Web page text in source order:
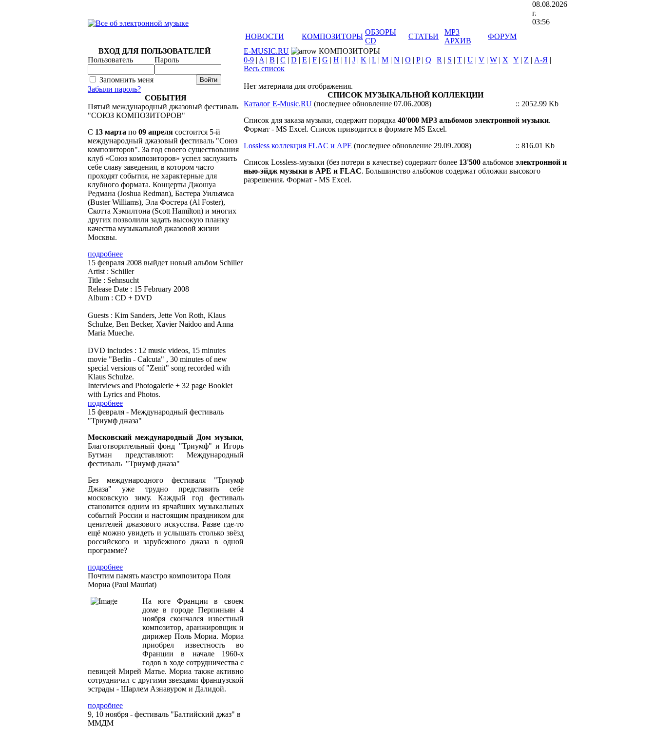
08.08.2026
г.
03:56
НОВОСТИ
КОМПОЗИТОРЫ
ОБЗОРЫ
CD
СТАТЬИ
MP3
АРХИВ
ФОРУМ
ВХОД ДЛЯ ПОЛЬЗОВАТЕЛЕЙ
Пользователь
Пароль
Запомнить меня
Забыли пароль?
СОБЫТИЯ
Пятый международный джазовый фестиваль
"СОЮЗ КОМПОЗИТОРОВ"
C 13 марта по 09 апреля состоится 5-й
международный джазовый фестиваль "Союз
композиторов". За год своего существования
клуб «Союз композиторов» успел заслужить
себе славу заведения, в котором часто
проходят события, не характерные для
клубного формата. Концерты Джошуа
Редмана (Joshua Redman), Бастера Уильямса
(Buster Williams), Эла Фостера (Al Foster),
Скотта Хэмилтона (Scott Hamilton) и многих
других позволили задать высокую планку
качества музыкальной джазовой жизни
Москвы.
подробнее
15 февраля 2008 выйдет новый альбом Schiller
Artist : Schiller
Title : Sehnsucht
Release Date : 15 February 2008
Album : CD + DVD
Guests : Kim Sanders, Jette Von Roth, Klaus
Schulze, Ben Becker, Xavier Naidoo and Anna
Maria Mueche.
DVD includes : 12 music videos, 15 minutes
movie "Berlin - Calcuta" , 30 minutes of new
special versions of "Zenit" song recorded with
Klaus Schulze.
Interviews and Photogalerie + 32 page Booklet
with Lyrics and Photos.
подробнее
15 февраля - Международный фестиваль
"Триумф джаза"
Московский международный Дом музыки,
Благотворительный фонд "Триумф" и Игорь
Бутман представляют: Международный
фестиваль "Триумф джаза"
Без международного фестиваля "Триумф
Джаза" уже трудно представить себе
московскую зиму. Каждый год фестиваль
становится одним из ярчайших музыкальных
событий России и настоящим праздником для
ценителей джазового искусства. Разве где-то
ещё можно увидеть и услышать столько звёзд
российского и зарубежного джаза в одной
программе?
подробнее
Почтим память маэстро композитора Поля
Мориа (Paul Mauriat)
На юге Франции в своем
доме в городе Перпиньян 4
ноября скончался известный
композитор, аранжировщик и
дирижер Поль Мориа. Мориа
приобрел известность во
Франции в начале 1960-х
годов в ходе сотрудничества с
певицей Мирей Матье. Мориа также активно
сотрудничал с другими звездами французской
эстрады - Шарлем Азнавуром и Далидой.
подробнее
9, 10 ноября - фестиваль "Балтийский джаз" в
ММДМ
E-MUSIC.RU
КОМПОЗИТОРЫ
0-9 | A | B | C | D | E | F | G | H | I | J | K | L | M | N | O | P| Q | R | S | T | U | V | W | X | Y | Z | А-Я |
Весь список
Нет материала для отображения.
СПИСОК МУЗЫКАЛЬНОЙ КОЛЛЕКЦИИ
Каталог E-Music.RU (последнее обновление 07.06.2008)
:: 2052.99 Kb
Список для заказа музыки, содержит порядка 40'000 MP3 альбомов электронной музыки.
Формат - MS Excel. Список приводится в формате MS Excel.
Lossless коллекция FLAC и APE (последнее обновление 29.09.2008)
:: 816.01 Kb
Список Lossless-музыки (без потери в качестве) содержит более 13'500 альбомов электронной и
нью-эйдж музыки в APE и FLAC. Большинство альбомов содержат обложки высокого
разрешения. Формат - MS Excel.